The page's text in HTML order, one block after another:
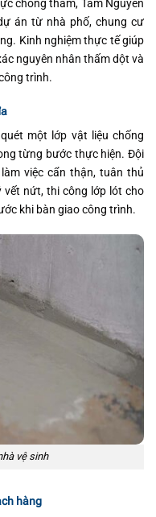
chống thấm, Tâm Nguyên
án từ nhà phố, chung cư
Kinh nghiệm thực tế giúp
nguyên nhân thấm dột và
trình.
một lớp vật liệu chống
từng bước thực hiện. Đội
việc cẩn thận, tuân thủ
vết nứt, thi công lớp lót cho
khi bàn giao công trình.
vệ sinh
hàng